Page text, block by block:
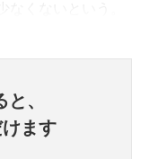
、
ます